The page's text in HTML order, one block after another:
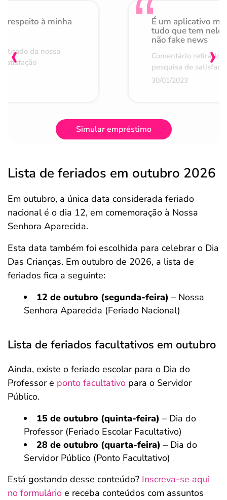
respeito à minha
da nossa
É um aplicativo
tudo que tem nele
não fake news
Comentário retirado
pesquisa de
30/01/2023
‹ ›
Simular empréstimo
Lista de feriados em outubro 2026
Em outubro, a única data considerada feriado
nacional é o dia 12, em comemoração à Nossa
Senhora Aparecida.
Esta data também foi escolhida para celebrar o Dia
Das Crianças. Em outubro de 2026, a lista de
feriados fica a seguinte:
12 de outubro (segunda-feira) – Nossa
Senhora Aparecida (Feriado Nacional)
Lista de feriados facultativos em outubro
Ainda, existe o feriado escolar para o Dia do
Professor e ponto facultativo para o Servidor
Público.
15 de outubro (quinta-feira) – Dia do
Professor (Feriado Escolar Facultativo)
28 de outubro (quarta-feira) – Dia do
Servidor Público (Ponto Facultativo)
Está gostando desse conteúdo? Inscreva-se aqui
no formulário e receba conteúdos com assuntos